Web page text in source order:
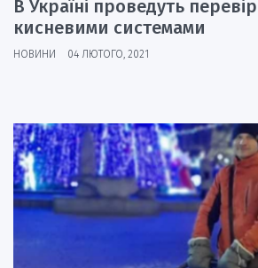
В Україні проведуть
кисневими системами
НОВИНИ 04 ЛЮТОГО, 2021